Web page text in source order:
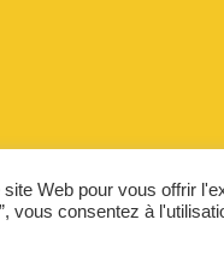
Web pour vous offrir
vous consentez à